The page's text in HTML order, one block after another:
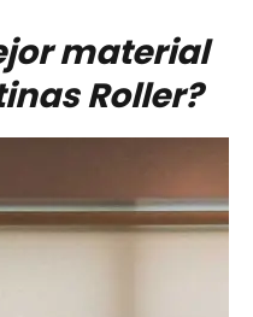
material
Roller?